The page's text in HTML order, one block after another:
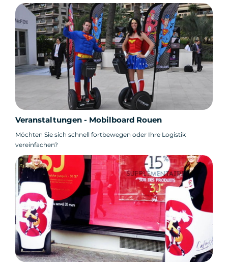
Veranstaltungen - Mobilboard Rouen
Möchten Sie sich schnell fortbewegen oder Ihre Logistik
vereinfachen?